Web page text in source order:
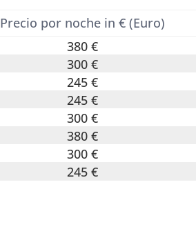
Precio por noche in € (Euro)
380 €
300 €
245 €
245 €
300 €
380 €
300 €
245 €